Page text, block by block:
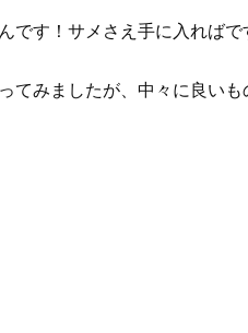
す！サメさえ手に入ればで
てみましたが、中々に良い